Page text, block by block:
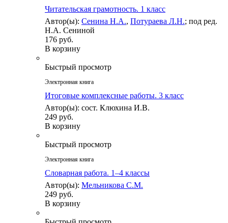
Читательская грамотность. 1 класс
Автор(ы): Сенина Н.А., Потураева Л.Н.; под ред.
Н.А. Сениной
176 руб.
В корзину
Быстрый просмотр
Электронная книга
Итоговые комплексные работы. 3 класс
Автор(ы): сост. Клюхина И.В.
249 руб.
В корзину
Быстрый просмотр
Электронная книга
Словарная работа. 1–4 классы
Автор(ы): Мельникова С.М.
249 руб.
В корзину